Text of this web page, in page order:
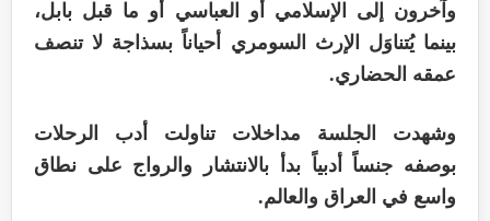
وآخرون إلى الإسلامي أو العباسي أو ما قبل بابل،
بينما يُتناوَل الإرث السومري أحياناً بسذاجة لا تنصف
عمقه الحضاري.
وشهدت الجلسة مداخلات تناولت أدب الرحلات
بوصفه جنساً أدبياً بدأ بالانتشار والرواج على نطاق
واسع في العراق والعالم.